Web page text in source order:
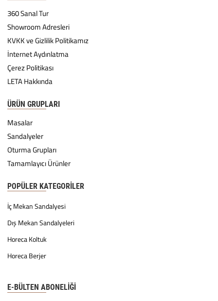
360 Sanal Tur
Showroom Adresleri
KVKK ve Gizlilik Politikamız
İnternet Aydınlatma
Çerez Politikası
LETA Hakkında
ÜRÜN GRUPLARI
Masalar
Sandalyeler
Oturma Grupları
Tamamlayıcı Ürünler
POPÜLER KATEGORILER
İç Mekan Sandalyesi
Dış Mekan Sandalyeleri
Horeca Koltuk
Horeca Berjer
E-BÜLTEN ABONELİĞİ